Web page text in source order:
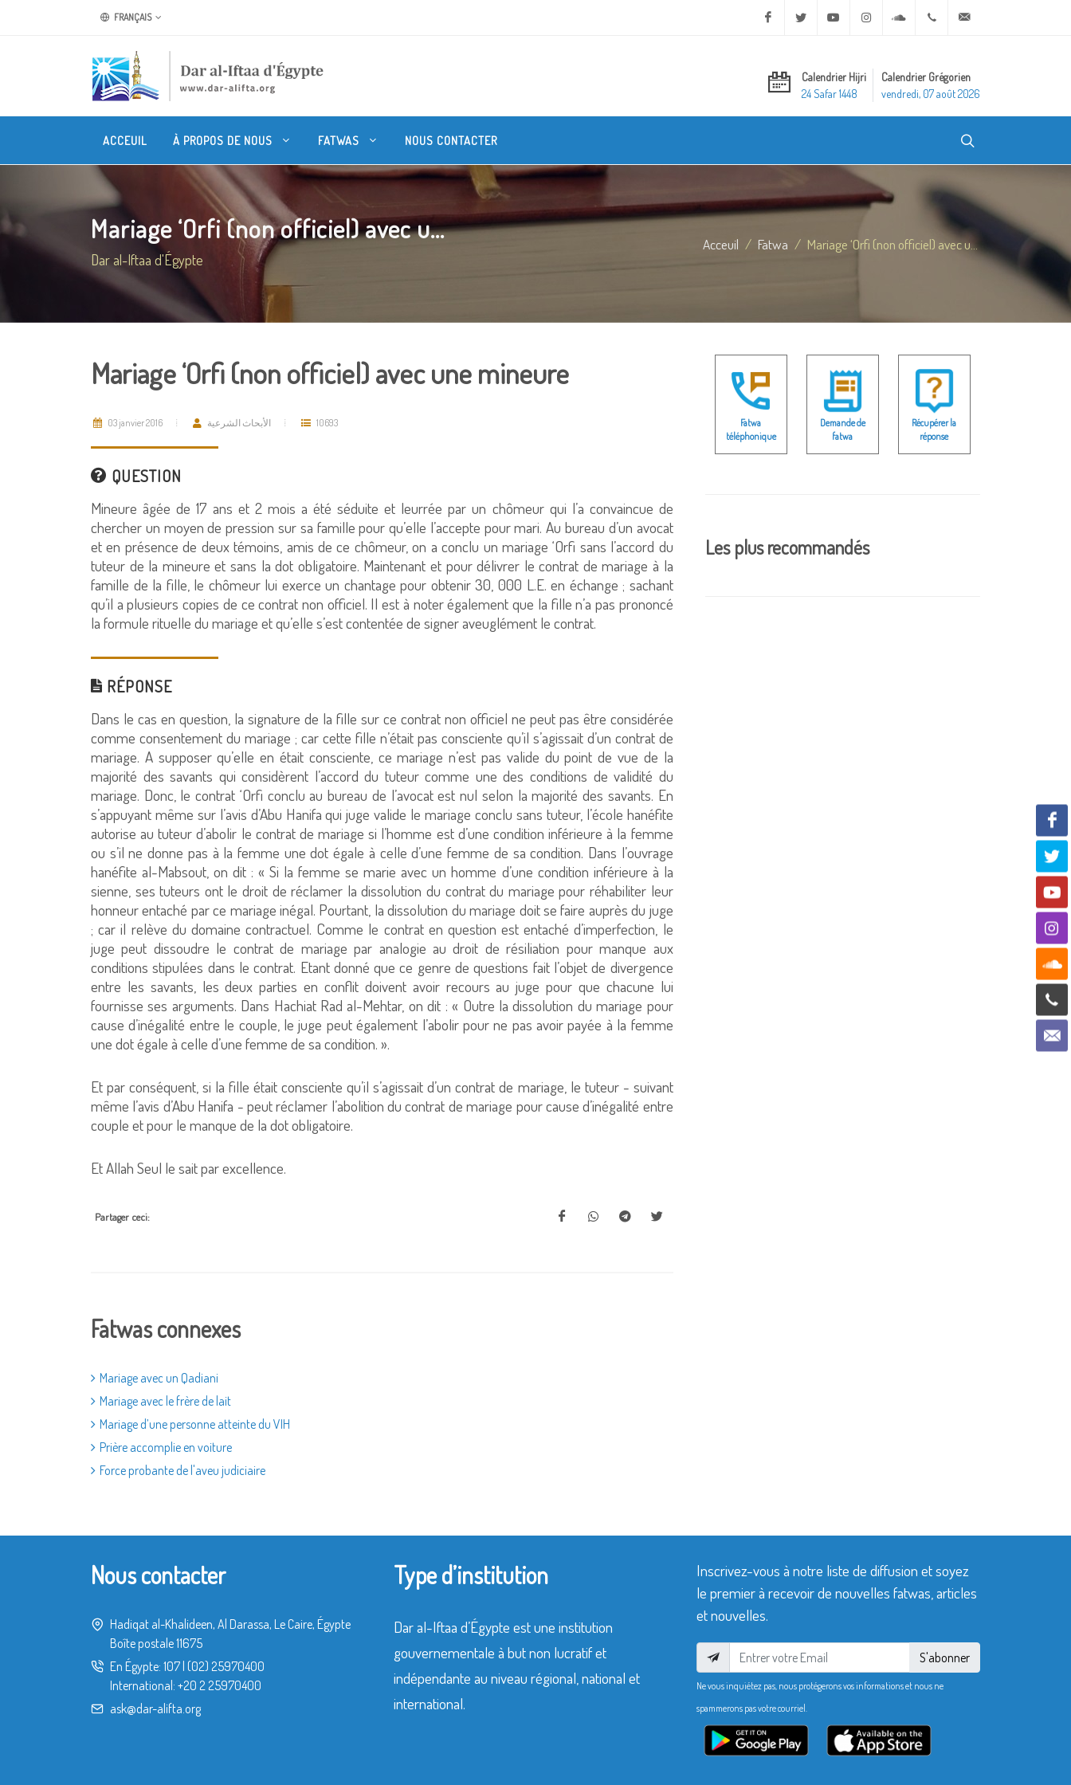
FRANÇAIS Facebook Twitter Youtube Instagram Soundcloud+20 2 25970400
Calendrier Hijri
24 Safar 1448
Calendrier Grégorien
vendredi, 07 août 2026
ACCEUIL À PROPOS DE NOUS FATWAS NOUS CONTACTER
Mariage ‘Orfi (non officiel) avec u...
Dar al-Iftaa d'Égypte
Acceuil Fatwa Mariage ‘Orfi (non officiel) avec u...
Mariage ‘Orfi (non officiel) avec une mineure
03 janvier 2016 الأبحاث الشرعية 10693
QUESTION
Mineure âgée de 17 ans et 2 mois a été séduite et leurrée par un chômeur qui l’a convaincue de
chercher un moyen de pression sur sa famille pour qu’elle l’accepte pour mari. Au bureau d’un avocat
et en présence de deux témoins, amis de ce chômeur, on a conclu un mariage ‘Orfi sans l’accord du
tuteur de la mineure et sans la dot obligatoire. Maintenant et pour délivrer le contrat de mariage à la
famille de la fille, le chômeur lui exerce un chantage pour obtenir 30, 000 L.E. en échange ; sachant
qu’il a plusieurs copies de ce contrat non officiel. Il est à noter également que la fille n’a pas prononcé
la formule rituelle du mariage et qu’elle s’est contentée de signer aveuglément le contrat.
RÉPONSE
Dans le cas en question, la signature de la fille sur ce contrat non officiel ne peut pas être considérée
comme consentement du mariage ; car cette fille n’était pas consciente qu’il s’agissait d’un contrat de
mariage. A supposer qu’elle en était consciente, ce mariage n’est pas valide du point de vue de la
majorité des savants qui considèrent l’accord du tuteur comme une des conditions de validité du
mariage. Donc, le contrat ‘Orfi conclu au bureau de l’avocat est nul selon la majorité des savants. En
s’appuyant même sur l’avis d’Abu Hanifa qui juge valide le mariage conclu sans tuteur, l’école hanéfite
autorise au tuteur d’abolir le contrat de mariage si l’homme est d’une condition inférieure à la femme
ou s’il ne donne pas à la femme une dot égale à celle d’une femme de sa condition. Dans l’ouvrage
hanéfite al-Mabsout, on dit : « Si la femme se marie avec un homme d’une condition inférieure à la
sienne, ses tuteurs ont le droit de réclamer la dissolution du contrat du mariage pour réhabiliter leur
honneur entaché par ce mariage inégal. Pourtant, la dissolution du mariage doit se faire auprès du juge
; car il relève du domaine contractuel. Comme le contrat en question est entaché d’imperfection, le
juge peut dissoudre le contrat de mariage par analogie au droit de résiliation pour manque aux
conditions stipulées dans le contrat. Etant donné que ce genre de questions fait l’objet de divergence
entre les savants, les deux parties en conflit doivent avoir recours au juge pour que chacune lui
fournisse ses arguments. Dans Hachiat Rad al-Mehtar, on dit : « Outre la dissolution du mariage pour
cause d’inégalité entre le couple, le juge peut également l’abolir pour ne pas avoir payée à la femme
une dot égale à celle d’une femme de sa condition. ».
Et par conséquent, si la fille était consciente qu’il s’agissait d’un contrat de mariage, le tuteur - suivant
même l’avis d’Abu Hanifa - peut réclamer l’abolition du contrat de mariage pour cause d’inégalité entre
couple et pour le manque de la dot obligatoire.
Et Allah Seul le sait par excellence.
Partager ceci:
Fatwas connexes
Mariage avec un Qadiani
Mariage avec le frère de lait
Mariage d’une personne atteinte du VIH
Prière accomplie en voiture
Force probante de l'aveu judiciaire
Fatwa
téléphonique
Demande de
fatwa
Récupérer la
réponse
Les plus recommandés
Nous contacter
Hadiqat al-Khalideen, Al Darassa, Le Caire, Égypte
Boîte postale 11675
En Égypte: 107 (02) 25970400
International: +20 2 25970400
ask@dar-alifta.org
Type d’institution
Dar al-Iftaa d’Égypte est une institution
gouvernementale à but non lucratif et
indépendante au niveau régional, national et
international.
Inscrivez-vous à notre liste de diffusion et soyez
le premier à recevoir de nouvelles fatwas, articles
et nouvelles.
S'abonner
Ne vous inquiétez pas, nous protégerons vos informations et nous ne
spammerons pas votre courriel.